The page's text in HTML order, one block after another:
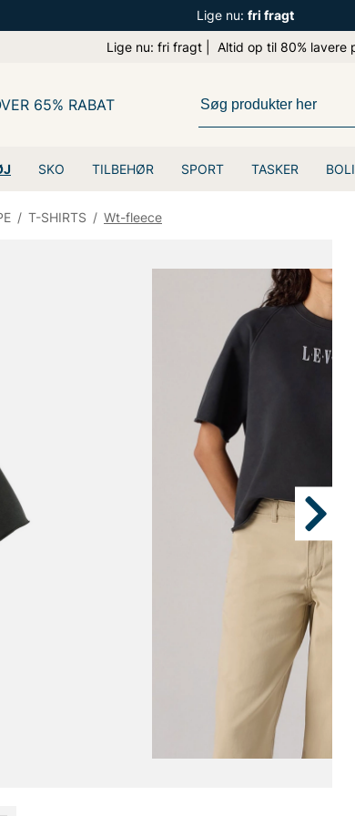
Lige nu: fri fragt
Lige nu: fri fragt | Altid op til 80% lavere
SKO TILBEHØR SPORT TASKER
65% RABAT
/ T-SHIRTS / Wt-fleece